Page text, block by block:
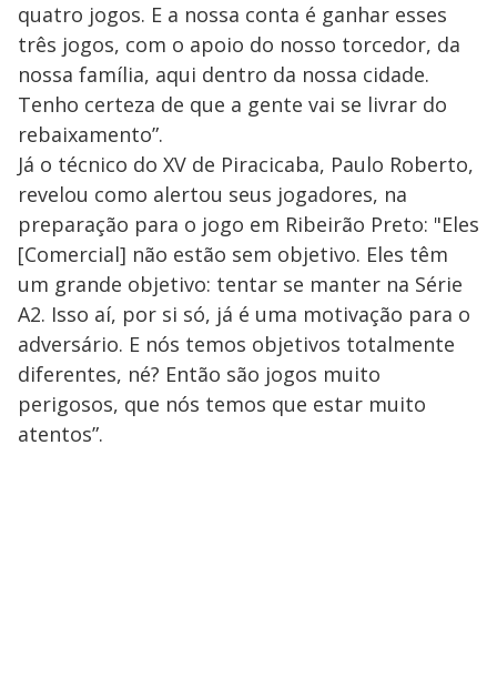
quatro jogos. E a nossa conta é ganhar esses
três jogos, com o apoio do nosso torcedor, da
nossa família, aqui dentro da nossa cidade.
Tenho certeza de que a gente vai se livrar do
rebaixamento”.
Já o técnico do XV de Piracicaba, Paulo Roberto,
revelou como alertou seus jogadores, na
preparação para o jogo em Ribeirão Preto: "Eles
[Comercial] não estão sem objetivo. Eles têm
um grande objetivo: tentar se manter na Série
A2. Isso aí, por si só, já é uma motivação para o
adversário. E nós temos objetivos totalmente
diferentes, né? Então são jogos muito
perigosos, que nós temos que estar muito
atentos”.